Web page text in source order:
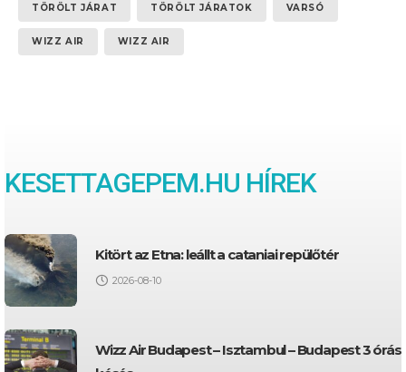
TÖRÖLT JÁRAT TÖRÖLT JÁRATOK VARSÓ
WIZZ AIR WIZZ AIR
KESETTAGEPEM.HU HÍREK
Kitört az Etna: leállt a cataniai repülőtér
2026-08-10
Wizz Air Budapest – Isztambul – Budapest 3 órás